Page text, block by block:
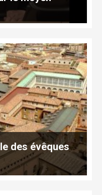
des évêques